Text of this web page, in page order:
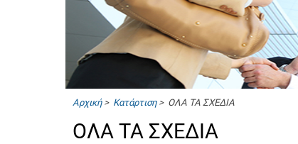
Αρχική> Κατάρτιση> ΟΛΑ ΤΑ ΣΧΕΔΙΑ
ΟΛΑ ΤΑ ΣΧΕΔΙΑ